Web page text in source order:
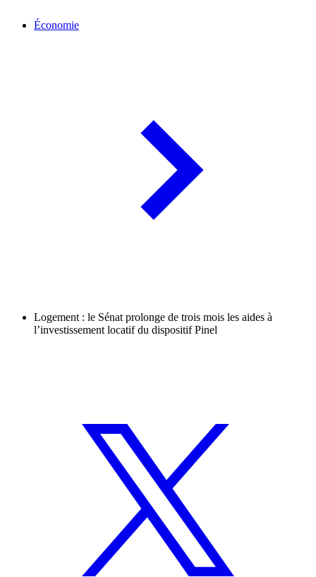
Économie
Logement : le Sénat prolonge de trois mois les aides à
l’investissement locatif du dispositif Pinel